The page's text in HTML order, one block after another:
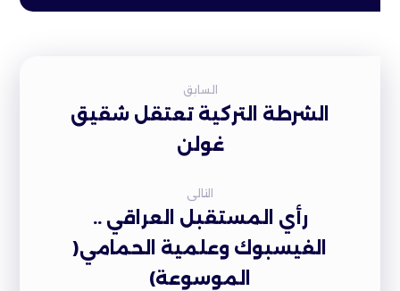
السابق
الشرطة التركية تعتقل شقيق
غولن
التالى
رأي المستقبل العراقي ..
الفيسبوك وعلمية الحمامي(
الموسوعة)